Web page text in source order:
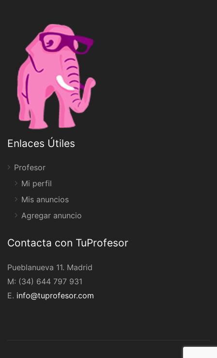
Enlaces Útiles
Profesor
Mi perfil
Mis anuncios
Agregar anuncio
Contacta con TuProfesor
Pueblanueva 11. Madrid
M: (34) 644 797 931
E. info@tuprofesor.com